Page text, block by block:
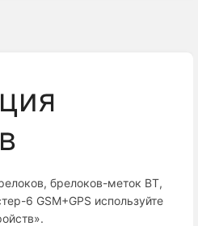
брелоков-меток BT,
6 GSM+GPS используйте